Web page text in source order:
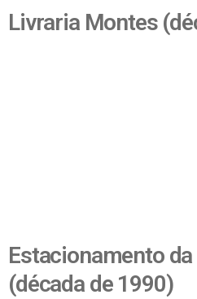
Livraria Montes
Estacionamento
(década de 1990)